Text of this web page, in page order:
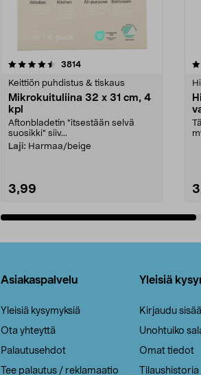
3814arvostelut
Keittiön puhdistus & tiskaus
Mikrokuituliina 32 x 31 cm, 4
kpl
Aftonbladetin "itsestään selvä
suosikki" siiv...
Laji: Harmaa/beige
3,99
4.5viidestä
Asiakaspalvelu
Yleisiä kysymyksiä
Ota yhteyttä
Palautusehdot
Tee palautus / reklamaatio
Yleisiä
Kirjaudu
Unohtuiko
Omat tiedot
Tilaushistoria